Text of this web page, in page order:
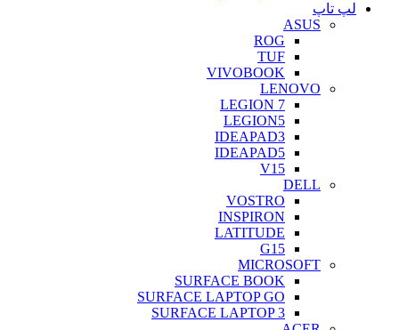
لپ تاپ
ASUS
ROG
TUF
VIVOBOOK
LENOVO
LEGION 7
LEGION5
IDEAPAD3
IDEAPAD5
V15
DELL
VOSTRO
INSPIRON
LATITUDE
G15
MICROSOFT
SURFACE BOOK
SURFACE LAPTOP GO
SURFACE LAPTOP 3